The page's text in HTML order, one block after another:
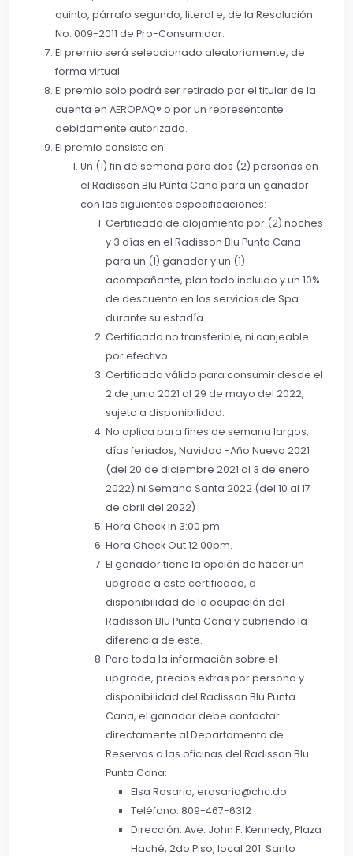
quinto, párrafo segundo, literal e, de la Resolución
No. 009-2011 de Pro-Consumidor.
El premio será seleccionado aleatoriamente, de
forma virtual.
El premio solo podrá ser retirado por el titular de la
cuenta en AEROPAQ® o por un representante
debidamente autorizado.
El premio consiste en:
Un (1) fin de semana para dos (2) personas en
el Radisson Blu Punta Cana para un ganador
con las siguientes especificaciones:
Certificado de alojamiento por (2) noches
y 3 días en el Radisson Blu Punta Cana
para un (1) ganador y un (1)
acompañante, plan todo incluido y un 10%
de descuento en los servicios de Spa
durante su estadía.
Certificado no transferible, ni canjeable
por efectivo.
Certificado válido para consumir desde el
2 de junio 2021 al 29 de mayo del 2022,
sujeto a disponibilidad.
No aplica para fines de semana largos,
días feriados, Navidad -Año Nuevo 2021
(del 20 de diciembre 2021 al 3 de enero
2022) ni Semana Santa 2022 (del 10 al 17
de abril del 2022)
Hora Check In 3:00 pm.
Hora Check Out 12:00pm.
El ganador tiene la opción de hacer un
upgrade a este certificado, a
disponibilidad de la ocupación del
Radisson Blu Punta Cana y cubriendo la
diferencia de este.
Para toda la información sobre el
upgrade, precios extras por persona y
disponibilidad del Radisson Blu Punta
Cana, el ganador debe contactar
directamente al Departamento de
Reservas a las oficinas del Radisson Blu
Punta Cana:
Elsa Rosario, erosario@chc.do
Teléfono: 809-467-6312
Dirección: Ave. John F. Kennedy, Plaza
Haché, 2do Piso, local 201. Santo